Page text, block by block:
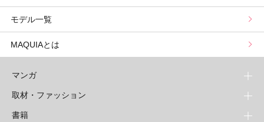
山本舞香のBeauty Script
モデル一覧
MAQUIAとは
マンガ
少年マンガ
週刊少年ジャンプ
青年マンガ
取材・ファッション
ファッション・美容
書籍